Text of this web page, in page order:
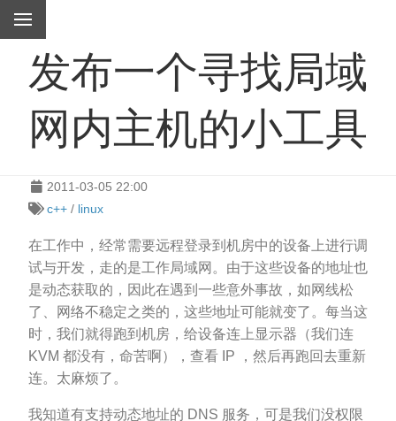
发布一个寻找局域
网内主机的小工具
2011-03-05 22:00
c++/ linux
在工作中，经常需要远程登录到机房中的设备上进行调
试与开发，走的是工作局域网。由于这些设备的地址也
是动态获取的，因此在遇到一些意外事故，如网线松
了、网络不稳定之类的，这些地址可能就变了。每当这
时，我们就得跑到机房，给设备连上显示器（我们连
KVM 都没有，命苦啊），查看 IP ，然后再跑回去重新
连。太麻烦了。
我知道有支持动态地址的 DNS 服务，可是我们没权限